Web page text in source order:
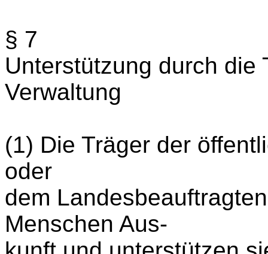
§ 7
Unterstützung durch die
Verwaltung
(1) Die Träger der
oder
dem
Menschen Aus-